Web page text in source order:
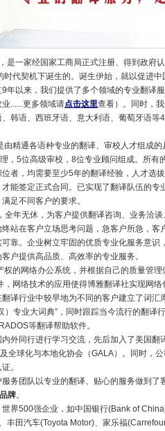
是一家经国家工商局正式注册、得到政府认
代契机下诞生的。诞生伊始，就以促进
年以来，我们提供了多个领域的专业翻译
......更多领域请点击这里查看）。同时，
韩语、西班牙语、意大利语、葡萄牙语
由精通各语种专业的翻译、审校人才组成
，5位高级审校，8位专业顾问组成。所有
者，均需要至少5年的翻译经验，人才选
能签定正式合同。已实现了翻译队伍的
足不同客户的要求。
年无休，为客户提供翻译咨询、业务洽谈
站在客户立场思考问题，急客户所急，客
靠。企业树立牢固的优质专业化服务意识
户提供高品质、高效率的专业服务。
权的网络办公系统，并根据自己的质量管理
，网络技术的应用使得博雅翻译社实现网络
译行业中较早地为不同的客户建立了词汇
专业大词典”，同时跟踪当今流行的翻译
等翻译帮助软件。
外同行进行学习交流，先后加入了美国翻
全球化与本地化协会（GALA）。同时，
。
务团队以专业的翻译、贴心的服务做到了
牌。
界500强企业，如中国银行(Bank of
丰田汽车(Toyota Motor)、家乐福